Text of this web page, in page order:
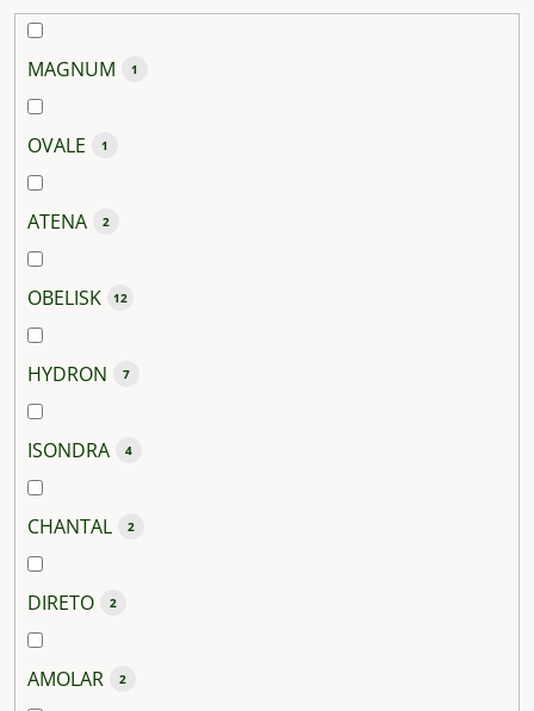
MAGNUM 1
OVALE 1
ATENA 2
OBELISK 12
HYDRON 7
ISONDRA 4
CHANTAL 2
DIRETO 2
AMOLAR 2